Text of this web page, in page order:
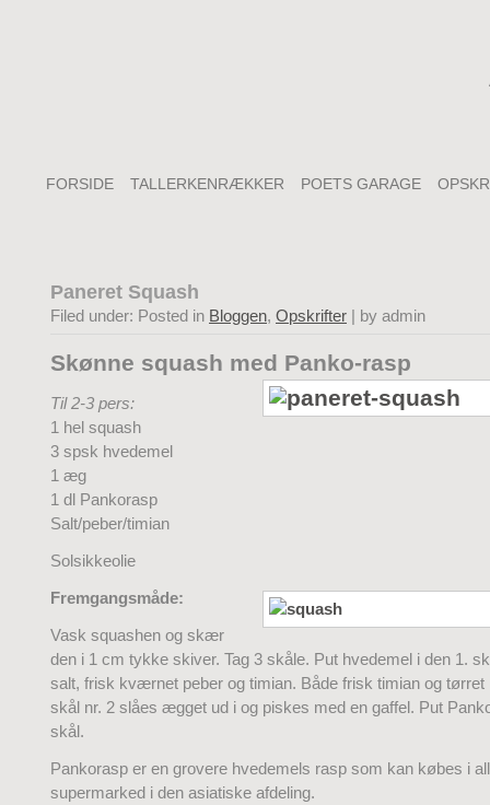
FORSIDE TALLERKENRÆKKER POETS GARAGE
Paneret Squash
Filed under: Posted in Bloggen, Opskrifter | by admin
Skønne squash med Panko-rasp
Til 2-3 pers:
1 hel squash
3 spsk hvedemel
1 æg
1 dl Pankorasp
Salt/peber/timian
Solsikkeolie
Fremgangsmåde:
Vask squashen og skær
den i 1 cm tykke skiver. Tag 3 skåle. Put hvedemel i den 1.
salt, frisk kværnet peber og timian. Både frisk timian og tørret
skål nr. 2 slåes ægget ud i og piskes med en gaffel. Put
skål.
Pankorasp er en grovere hvedemels rasp som kan købes i
supermarked i den asiatiske afdeling.